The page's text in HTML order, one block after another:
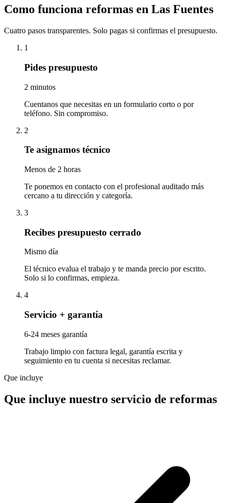
Como funciona reformas en Las Fuentes
Cuatro pasos transparentes. Solo pagas si confirmas el presupuesto.
1
Pides presupuesto
2 minutos
Cuentanos que necesitas en un formulario corto o por
teléfono. Sin compromiso.
2
Te asignamos técnico
Menos de 2 horas
Te ponemos en contacto con el profesional auditado más
cercano a tu dirección y categoría.
3
Recibes presupuesto cerrado
Mismo día
El técnico evalua el trabajo y te manda precio por escrito.
Solo si lo confirmas, empieza.
4
Servicio + garantía
6-24 meses garantía
Trabajo limpio con factura legal, garantía escrita y
seguimiento en tu cuenta si necesitas reclamar.
Que incluye
Que incluye nuestro servicio de reformas